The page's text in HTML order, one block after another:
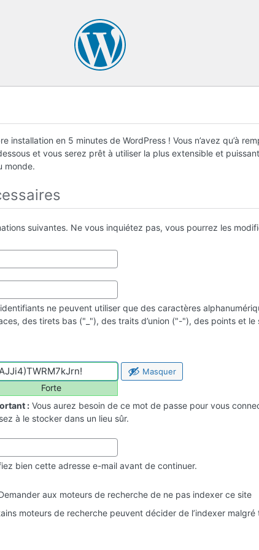
installation en 5 minutes de WordPress ! Vous n’avez qu’à
et vous serez prêt à utiliser la plus extensible et
monde.
suivantes. Ne vous inquiétez pas, vous pourrez les
ne peuvent utiliser que des caractères
des tirets bas ("_"), des traits d’union ("-"), des points et le
Masquer
Forte
: Vous aurez besoin de ce mot de passe pour vous
à le stocker dans un lieu sûr.
bien cette adresse e-mail avant de continuer.
aux moteurs de recherche de ne pas indexer ce site
moteurs de recherche peuvent décider de l’indexer malgré